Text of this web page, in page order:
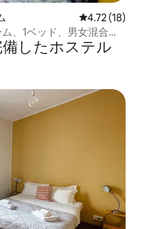
レビュー18
4.72 (18)
、1ベッド、男女混合、
したホステル